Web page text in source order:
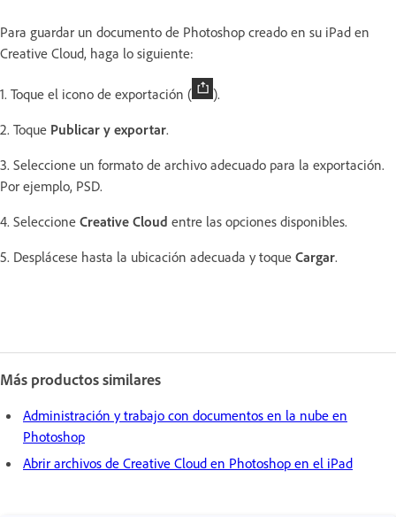
Para guardar un documento de Photoshop creado en su iPad en
Creative Cloud, haga lo siguiente:
1. Toque el icono de exportación (
).
2. Toque Publicar y exportar.
3. Seleccione un formato de archivo adecuado para la exportación.
Por ejemplo, PSD.
4. Seleccione Creative Cloud entre las opciones disponibles.
5. Desplácese hasta la ubicación adecuada y toque Cargar.
Más productos similares
Administración y trabajo con documentos en la nube en
Photoshop
Abrir archivos de Creative Cloud en Photoshop en el iPad